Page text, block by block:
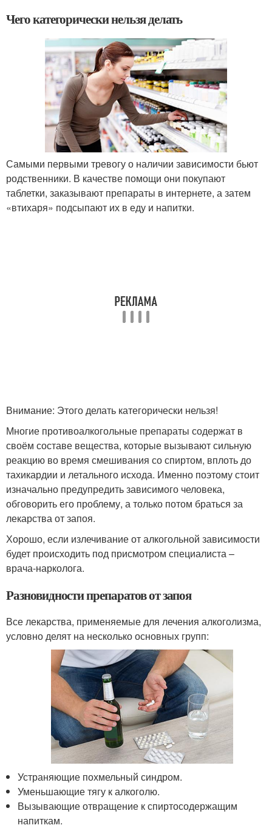
Чего категорически нельзя делать
Самыми первыми тревогу о наличии зависимости бьют
родственники. В качестве помощи они покупают
таблетки, заказывают препараты в интернете, а затем
«втихаря» подсыпают их в еду и напитки.
Внимание: Этого делать категорически нельзя!
Многие противоалкогольные препараты содержат в
своём составе вещества, которые вызывают сильную
реакцию во время смешивания со спиртом, вплоть до
тахикардии и летального исхода. Именно поэтому стоит
изначально предупредить зависимого человека,
обговорить его проблему, а только потом браться за
лекарства от запоя.
Хорошо, если излечивание от алкогольной зависимости
будет происходить под присмотром специалиста –
врача-нарколога.
Разновидности препаратов от запоя
Все лекарства, применяемые для лечения алкоголизма,
условно делят на несколько основных групп:
Устраняющие похмельный синдром.
Уменьшающие тягу к алкоголю.
Вызывающие отвращение к спиртосодержащим
напиткам.